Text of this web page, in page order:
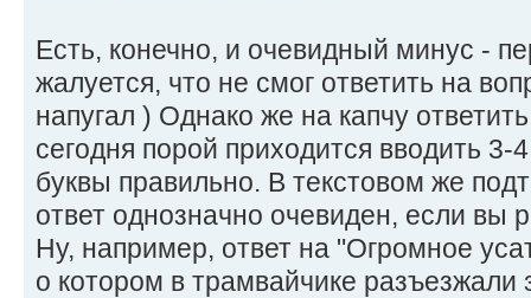
Есть, конечно, и очевидный минус -
жалуется, что не смог ответить на
напугал ) Однако же на капчу
сегодня порой приходится вводить 3-
буквы правильно. В текстовом же
ответ однозначно очевиден, если вы
Ну, например, ответ на "Огромное
о котором в трамвайчике разъезжали